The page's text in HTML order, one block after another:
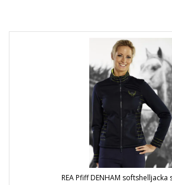
REA Pfiff DENHAM softshelljacka